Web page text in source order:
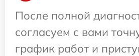
После полной
согласуем с вами
график работ и